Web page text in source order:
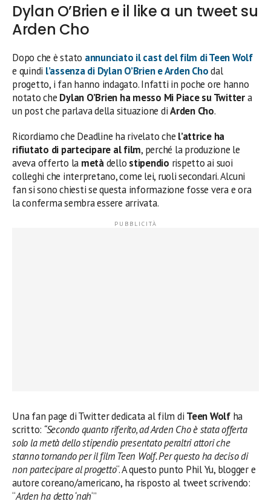
Dylan O’Brien e il like a un tweet su
Arden Cho
Dopo che è stato annunciato il cast del film di Teen Wolf
e quindi l’assenza di Dylan O’Brien e Arden Chodal
progetto, i fan hanno indagato. Infatti in poche ore hanno
notato che Dylan O’Brien ha messo Mi Piace su Twittera
un post che parlava della situazione diArden Cho.
Ricordiamo che Deadline ha rivelato che l’attrice ha
rifiutato di partecipare al film, perché la produzione le
aveva offerto la metàdello stipendio rispetto ai suoi
colleghi che interpretano, come lei, ruoli secondari. Alcuni
fan si sono chiesti se questa informazione fosse vera e ora
la conferma sembra essere arrivata.
Una fan page di Twitter dedicata al film di Teen Wolfha
scritto: “Secondo quanto riferito, ad Arden Cho è stata offerta
solo la metà dello stipendio presentato peraltri attori che
stanno tornando per il film Teen Wolf. Per questo ha deciso di
non partecipare al progetto“. A questo punto Phil Yu, blogger e
autore coreano/americano, ha risposto al tweet scrivendo:
“Arden ha detto ‘nah‘”